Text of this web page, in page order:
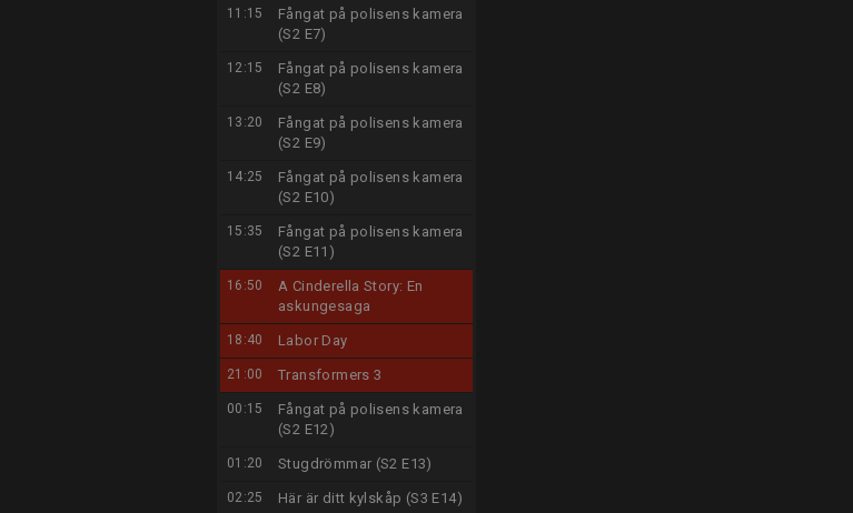
11:15
Fångat på polisens kamera
(S2 E7)
12:15
Fångat på polisens kamera
(S2 E8)
13:20
Fångat på polisens kamera
(S2 E9)
14:25
Fångat på polisens kamera
(S2 E10)
15:35
Fångat på polisens kamera
(S2 E11)
16:50
A Cinderella Story: En
askungesaga
18:40 Labor Day
21:00 Transformers 3
00:15
Fångat på polisens kamera
(S2 E12)
01:20 Stugdrömmar (S2 E13)
02:25 Här är ditt kylskåp (S3 E14)